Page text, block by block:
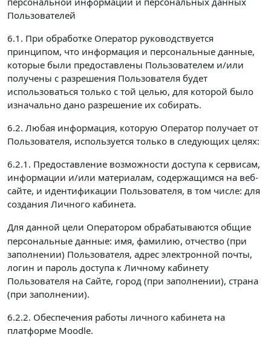
Пользователей
6.1. При обработке Оператор руководствуется
принципом, что информация и персональные данные,
которые были предоставлены Пользователем и/или
получены с разрешения Пользователя будет
использоваться только с той целью, для которой было
изначально дано разрешение их собирать.
6.2. Любая информация, которую Оператор получает от
Пользователя, используется только в следующих целях:
6.2.1. Предоставление возможности доступа к сервисам,
информации и/или материалам, содержащимся на веб-
сайте, и идентификации Пользователя, в том числе: для
создания Личного кабинета.
Для данной цели Оператором обрабатываются общие
персональные данные: имя, фамилию, отчество (при
заполнении) Пользователя, адрес электронной почты,
логин и пароль доступа к Личному кабинету
Пользователя на Сайте, город (при заполнении), страна
(при заполнении).
6.2.2. Обеспечения работы личного кабинета на
платформе Moodle.